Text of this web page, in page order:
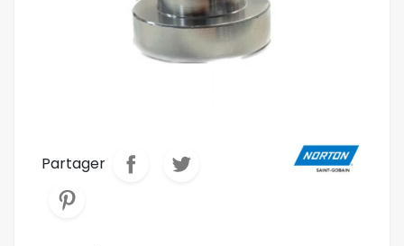
Partager